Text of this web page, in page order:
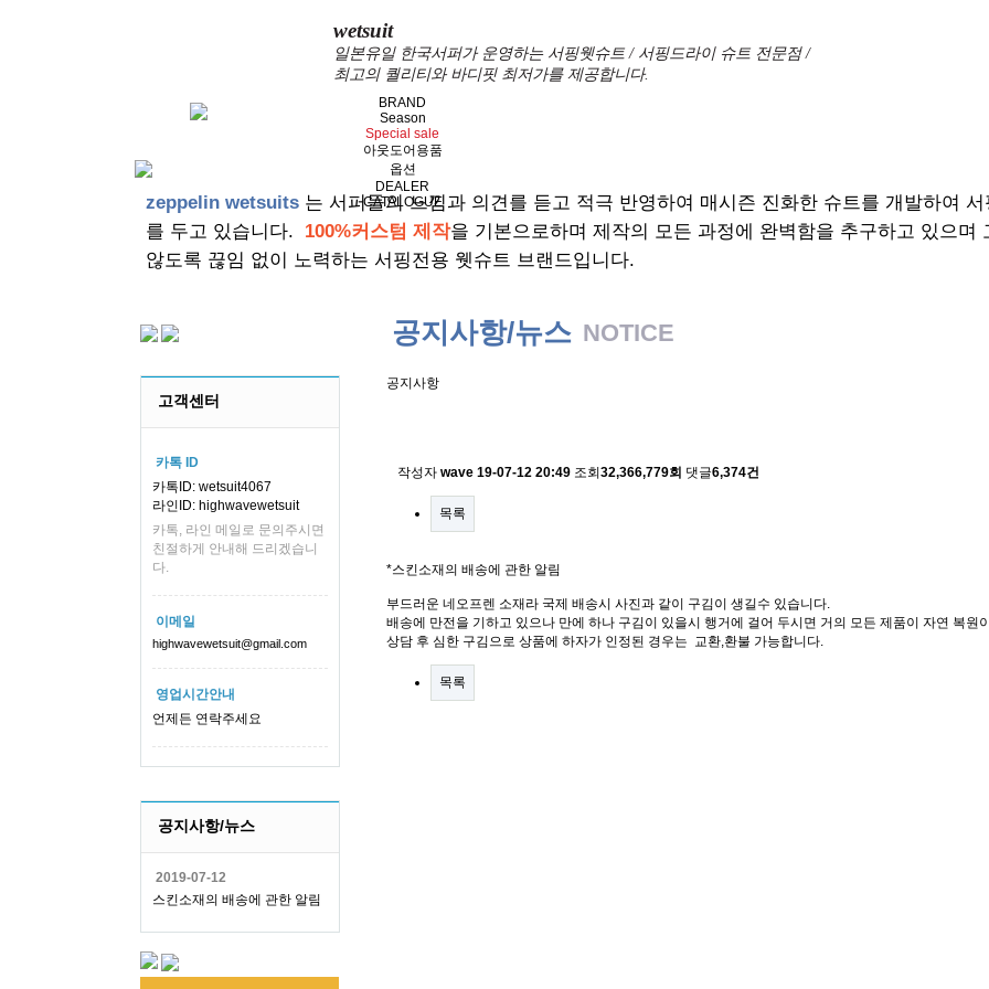
wetsuit
일본유일 한국서퍼가 운영하는 서핑웻슈트 / 서핑드라이 슈트 전문점 /
최고의 퀄리티와 바디핏 최저가를 제공합니다.
BRAND
Season
Special sale
아웃도어용품
옵션
DEALER
CATALOGUE
zeppelin wetsuits 는 서퍼들의 느낌과 의견를 듣고 적극 반영하여 매시즌 진화한 슈트를 개발하여
를 두고 있습니다. 100%커스텀 제작을 기본으로하며 제작의 모든 과정에 완벽함을 추구하고 있으며
않도록 끊임 없이 노력하는 서핑전용 웻슈트 브랜드입니다.
고객센터
카톡 ID
카톡ID: wetsuit4067
라인ID: highwavewetsuit
카톡, 라인 메일로 문의주시면
친절하게 안내해 드리겠습니
다.
이메일
highwavewetsuit@gmail.com
영업시간안내
언제든 연락주세요
공지사항/뉴스
2019-07-12
스킨소재의 배송에 관한 알림
공지사항/뉴스 NOTICE
공지사항
작성자 wave 19-07-12 20:49 조회 32,366,779회 댓글6,374건
목록
*스킨소재의 배송에 관한 알림
부드러운 네오프렌 소재라 국제 배송시 사진과 같이 구김이 생길수 있습니다.
배송에 만전을 기하고 있으나 만에 하나 구김이 있을시 행거에 걸어 두시면 거의 모든 제품이 자연 복원
상담 후 심한 구김으로 상품에 하자가 인정된 경우는 교환,환불 가능합니다.
목록